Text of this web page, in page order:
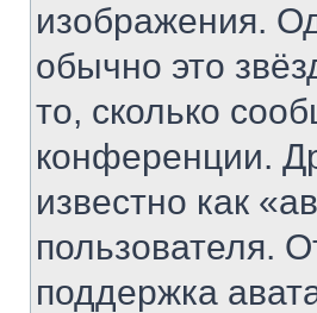
изображения.
обычно это
то, сколько
конференции.
известно как
пользователя.
поддержка